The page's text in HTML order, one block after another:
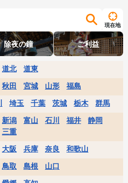
現在地
除夜の鐘 ご利益
道北
道東
秋田 宮城 山形
福島
埼玉 千葉 茨城 栃木
群馬
新潟 富山 石川 福井
静岡
三重
大阪 兵庫 奈良
和歌山
鳥取 島根
山口